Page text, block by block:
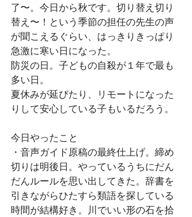
了〜。今日から秋です。切り替え切り
替え〜！という季節の担任の先生の声
が聞こえるぐらい、はっきりきっぱり
急激に寒い日になった。
防災の日。子どもの自殺が１年で最も
多い日。
夏休みが延びたり、リモートになった
りして安心している子もいるだろう。
今日やったこと
・音声ガイド原稿の最終仕上げ。締め
切りは明後日。やっているうちにだん
だんルールを思い出してきた。辞書を
引きながらひたすら類語を探している
時間が結構好き。川でいい形の石を拾